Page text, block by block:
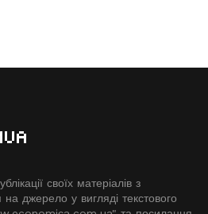
своїх матеріалів з
джерело у вигляді текстового